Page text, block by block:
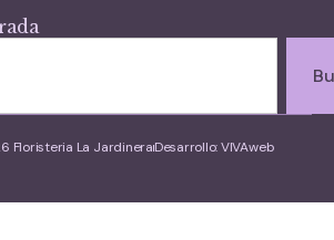
Floristeria La JardineraDesarrollo: VIVAweb